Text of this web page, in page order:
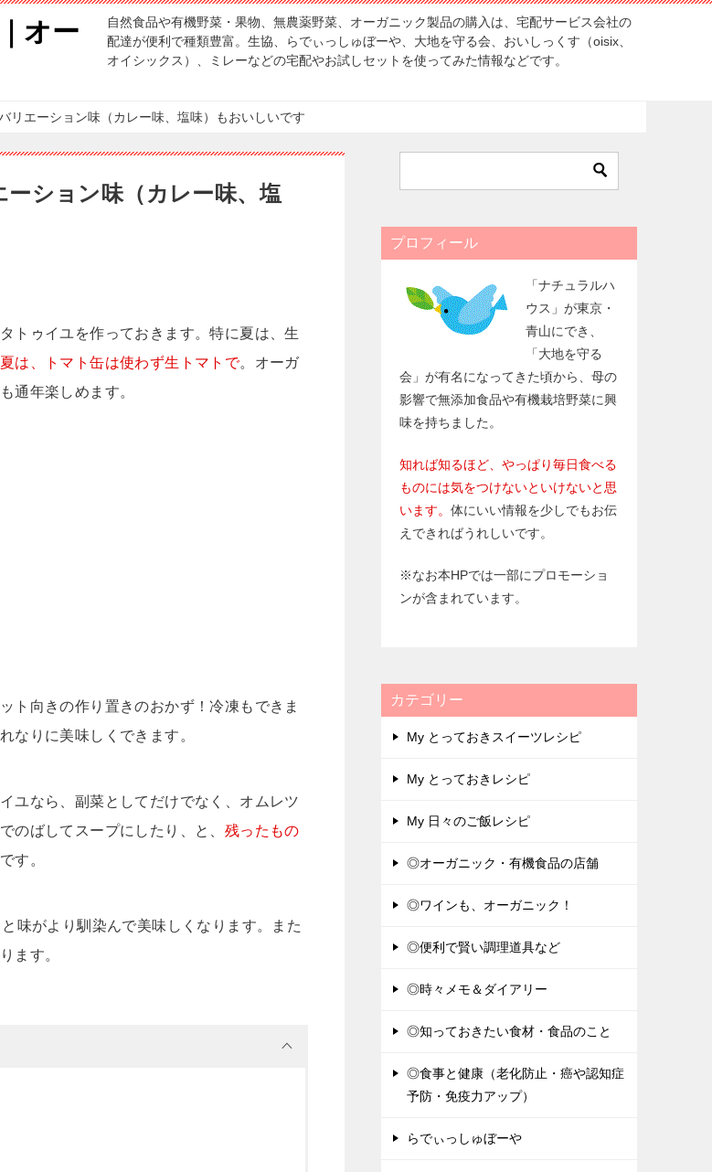
オー
自然食品や有機野菜・果物、無農薬野菜、オーガニック製品の購入は、宅配サービス会社の
配達が便利で種類豊富。生協、らでぃっしゅぼーや、大地を守る会、おいしっくす（oisix、
オイシックス）、ミレーなどの宅配やお試しセットを使ってみた情報などです。
リエーション味（カレー味、塩味）もおいしいです
ション味（カレー味、塩
トゥイユを作っておきます。特に夏は、生
夏は、トマト缶は使わず生トマトで。オーガ
通年楽しめます。
ト向きの作り置きのおかず！冷凍もできま
なりに美味しくできます。
ユなら、副菜としてだけでなく、オムレツ
のばしてスープにしたり、と、 残ったもの
す。
味がより馴染んで美味しくなります。また
ます。
プロフィール
「ナチュラルハ
ウス」が東京・
青山にでき、
「大地を守る
会」が有名になってきた頃から、母の
影響で無添加食品や有機栽培野菜に興
味を持ちました。
知れば知るほど、やっぱり毎日食べる
ものには気をつけないといけないと思
います。 体にいい情報を少しでもお伝
えできればうれしいです。
※なお本HPでは一部にプロモーショ
ンが含まれています。
カテゴリー
My とっておきスイーツレシピ
My とっておきレシピ
My 日々のご飯レシピ
◎オーガニック・有機食品の店舗
◎ワインも、オーガニック！
◎便利で賢い調理道具など
◎時々メモ＆ダイアリー
◎知っておきたい食材・食品のこと
◎食事と健康（老化防止・癌や認知症
予防・免疫力アップ）
らでぃっしゅぼーや